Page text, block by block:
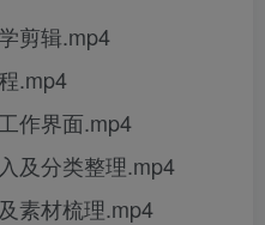
剪辑.mp4
.mp4
作界面.mp4
及分类整理.mp4
素材梳理.mp4